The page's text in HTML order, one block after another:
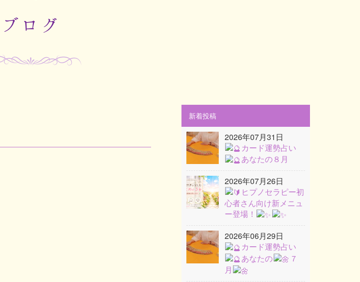
ブログ
新着投稿
2026年07月31日
カード運勢占い
あなたの８月
2026年07月26日
ヒプノセラピー初
心者さん向け新メニュ
ー登場！
2026年06月29日
カード運勢占い
あなたの
７
月